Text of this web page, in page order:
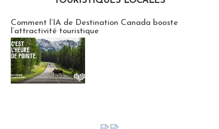
Comment l’IA de Destination Canada booste
l’attractivité touristique